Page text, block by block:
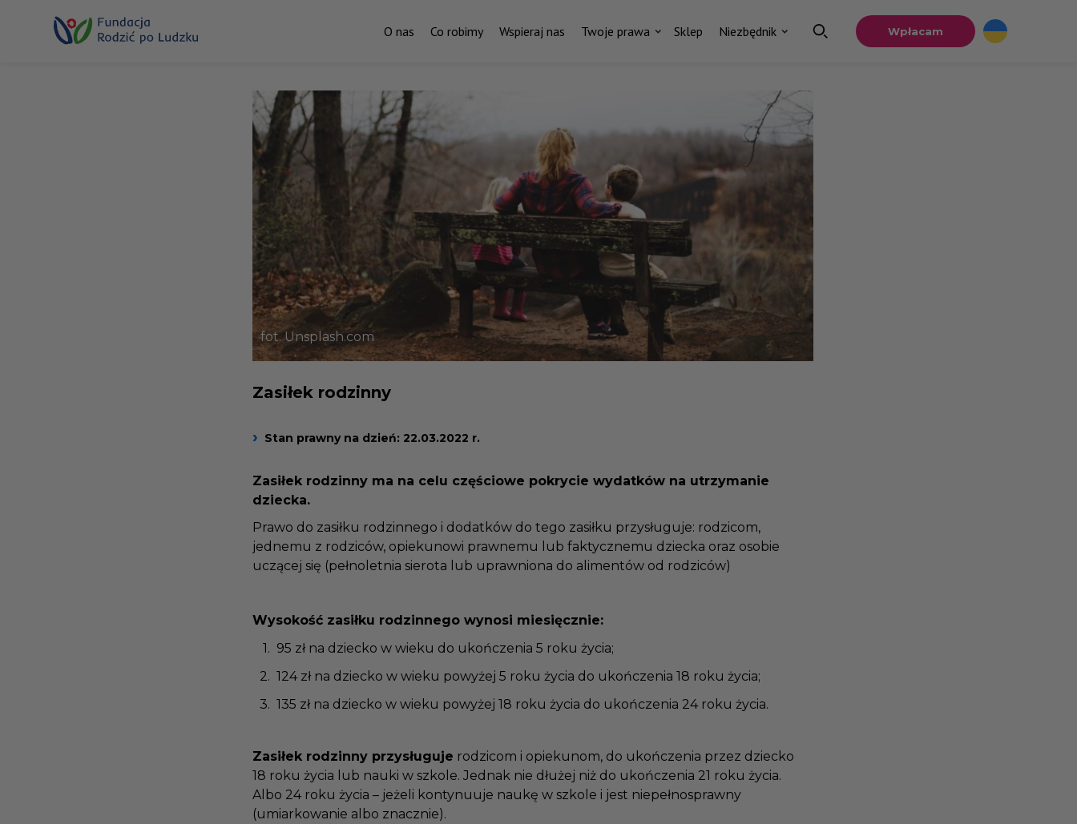
O nas Co robimy Wspieraj nas Twoje prawa Sklep Niezbędnik Wpłacam
fot. Unsplash.com
Zasiłek rodzinny
Stan prawny na dzień: 22.03.2022 r.
Zasiłek rodzinny ma na celu częściowe pokrycie wydatków na utrzymanie
dziecka.
Prawo do zasiłku rodzinnego i dodatków do tego zasiłku przysługuje: rodzicom,
jednemu z rodziców, opiekunowi prawnemu lub faktycznemu dziecka oraz osobie
uczącej się (pełnoletnia sierota lub uprawniona do alimentów od rodziców)
Wysokość zasiłku rodzinnego wynosi miesięcznie:
95 zł na dziecko w wieku do ukończenia 5 roku życia;
124 zł na dziecko w wieku powyżej 5 roku życia do ukończenia 18 roku życia;
135 zł na dziecko w wieku powyżej 18 roku życia do ukończenia 24 roku życia.
Zasiłek rodzinny przysługujerodzicom i opiekunom, do ukończenia przez dziecko
18 roku życia lub nauki w szkole. Jednak nie dłużej niż do ukończenia 21 roku życia.
Albo 24 roku życia – jeżeli kontynuuje naukę w szkole i jest niepełnosprawny
(umiarkowanie albo znacznie).
Za każdym pismem do ministra
stoi czyjaś historia.
I ktoś, kto nas wspiera.
Zostań stałym darczyńcą Fundacji Rodzić po Ludzku.